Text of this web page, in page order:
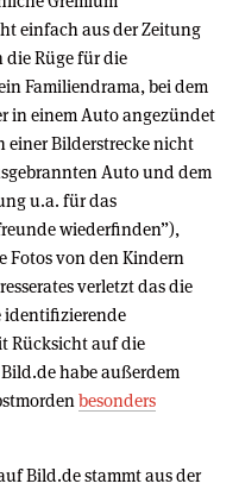
einfach aus der Zeitung
die Rüge für die
Familiendrama, bei dem
in einem Auto angezündet
einer Bilderstrecke nicht
Auto und dem
u.a. für das
wiederfinden”),
Fotos von den Kindern
verletzt das die
identifizierende
Rücksicht auf die
habe außerdem
besonders
Bild.de stammt aus der